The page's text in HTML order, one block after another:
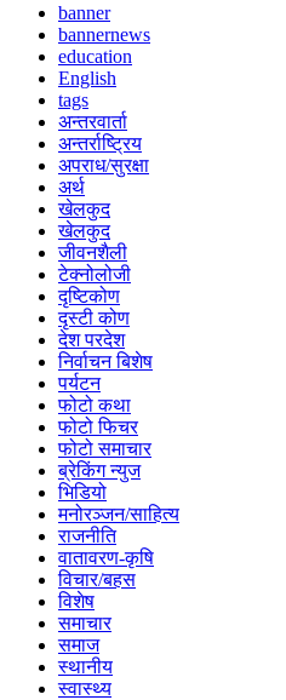
banner
bannernews
education
English
tags
अन्तरवार्ता
अन्तर्राष्ट्रिय
अपराध/सुरक्षा
अर्थ
खेलकुद
खेलकुद
जीवनशैली
टेक्नोलोजी
दृष्टिकोण
दृस्टी कोण
देश परदेश
निर्वाचन बिशेष
पर्यटन
फोटो कथा
फोटो फिचर
फोटो समाचार
ब्रेकिंग न्युज
भिडियो
मनोरञ्जन/साहित्य
राजनीति
वातावरण-कृषि
विचार/बहस
विशेष
समाचार
समाज
स्थानीय
स्वास्थ्य